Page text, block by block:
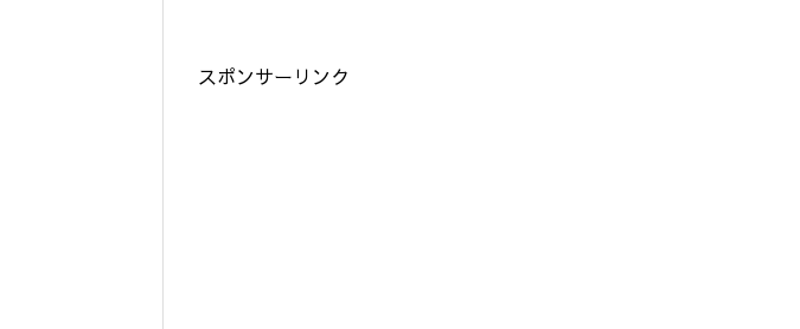
スポンサーリンク